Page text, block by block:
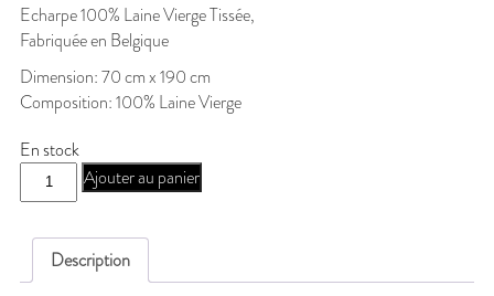
était :
179,00 €.
est :
Echarpe 100% Laine Vierge Tissée,
Fabriquée en Belgique
Dimension: 70 cm x 190 cm
Composition: 100% Laine Vierge
En stock
quantité
de
SACHA_31
Ajouter au panier
Description